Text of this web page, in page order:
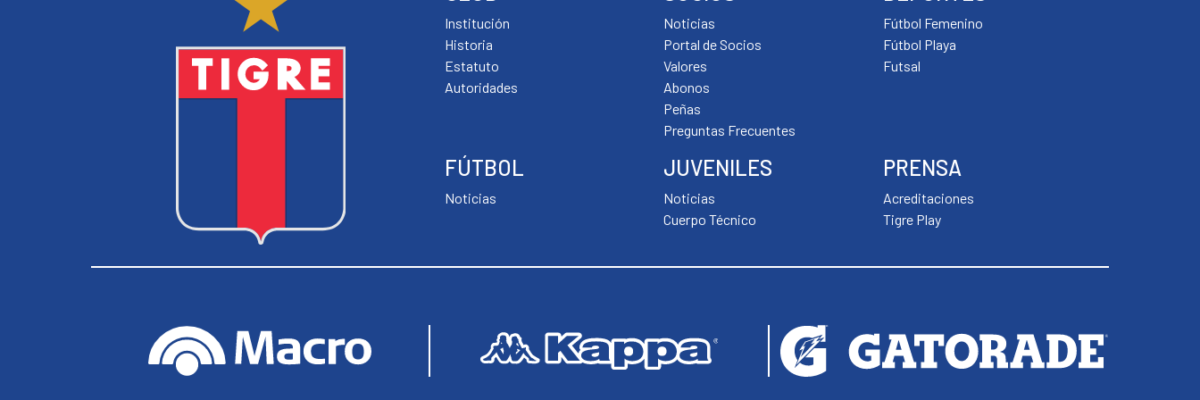
Institución
Historia
Estatuto
Autoridades
FÚTBOL
Noticias
Fútbol Femenino
Fútbol Playa
Futsal
JUVENILES
Noticias
Cuerpo Técnico
PRENSA
Acreditaciones
Tigre Play
Noticias
Portal de Socios
Valores
Abonos
Peñas
Preguntas Frecuentes